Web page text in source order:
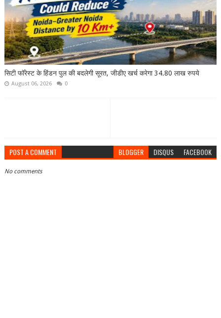
सिटी फॉरेस्ट के हिंडन पुल की बदलेगी सूरत, जीडीए खर्च करेगा 34.80 लाख रुपये
August 06, 2026 0
POST A COMMENT BLOGGER DISQUS FACEBOOK
No comments